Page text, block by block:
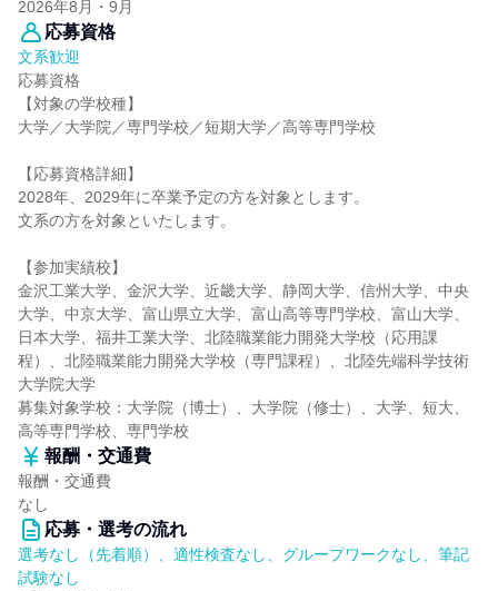
2026年8月・9月
応募資格
文系歓迎
応募資格
【対象の学校種】
大学／大学院／専門学校／短期大学／高等専門学校
【応募資格詳細】
2028年、2029年に卒業予定の方を対象とします。
文系の方を対象といたします。
【参加実績校】
金沢工業大学、金沢大学、近畿大学、静岡大学、信州大学、中央
大学、中京大学、富山県立大学、富山高等専門学校、富山大学、
日本大学、福井工業大学、北陸職業能力開発大学校（応用課
程）、北陸職業能力開発大学校（専門課程）、北陸先端科学技術
大学院大学
募集対象学校：大学院（博士）、大学院（修士）、大学、短大、
高等専門学校、専門学校
報酬・交通費
報酬・交通費
なし
応募・選考の流れ
選考なし（先着順）、適性検査なし、グループワークなし、筆記
試験なし